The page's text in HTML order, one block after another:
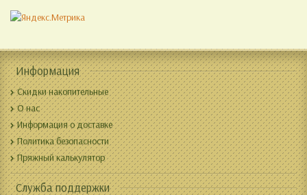
Информация
Скидки накопительные
О нас
Информация о доставке
Политика безопасности
Пряжный калькулятор
Служба поддержки